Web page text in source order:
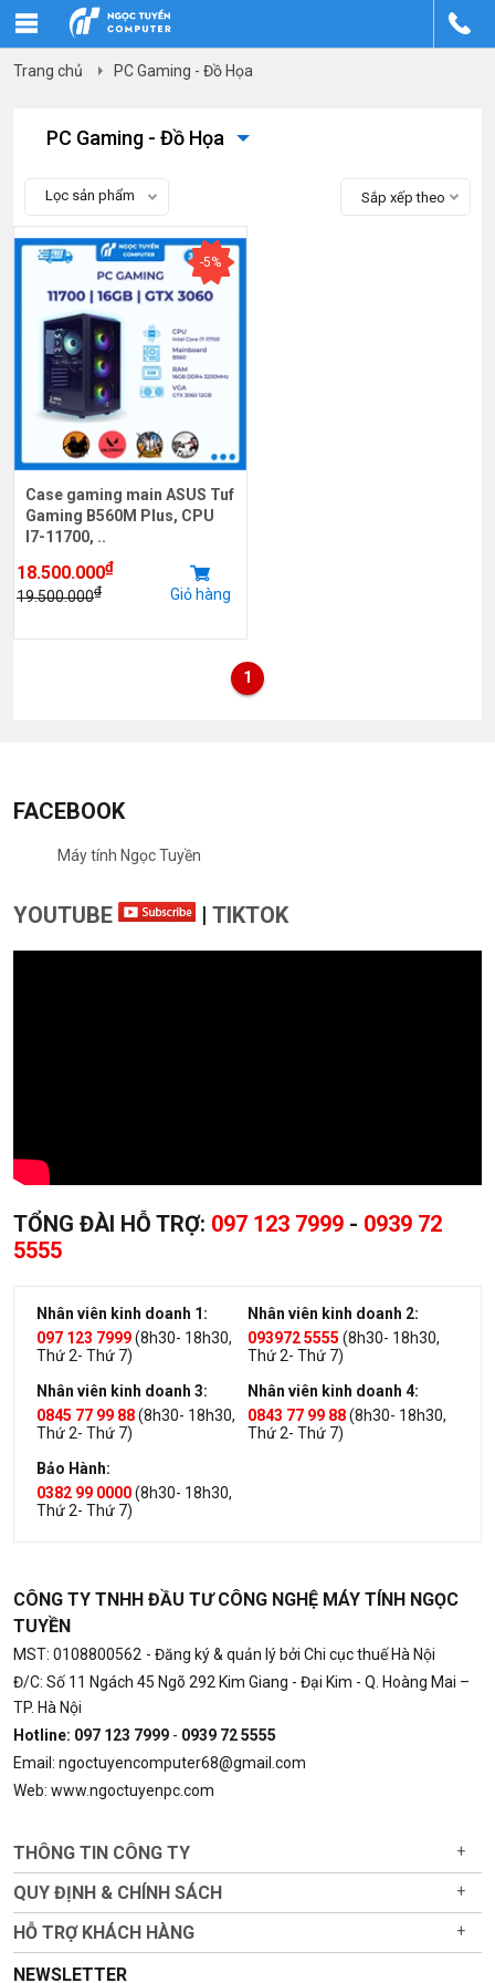
Trang chủ PC Gaming - Đồ Họa
PC Gaming - Đồ Họa
Lọc sản phẩm Sắp xếp theo
-5%
Case gaming main ASUS Tuf
Gaming B560M Plus, CPU
I7-11700, ..
18.500.000₫
19.500.000₫ Giỏ hàng
1
FACEBOOK
Máy tính Ngọc Tuyền
YOUTUBE | TIKTOK
TỔNG ĐÀI HỖ TRỢ: 097 123 7999 - 0939 72
5555
Nhân viên kinh doanh 1:
097 123 7999(8h30- 18h30,
Thứ 2- Thứ 7)
Nhân viên kinh doanh 2:
093972 5555 (8h30- 18h30,
Thứ 2- Thứ 7)
Nhân viên kinh doanh 3:
0845 77 99 88(8h30- 18h30,
Thứ 2- Thứ 7)
Nhân viên kinh doanh 4:
0843 77 99 88(8h30- 18h30,
Thứ 2- Thứ 7)
Bảo Hành:
0382 99 0000(8h30- 18h30,
Thứ 2- Thứ 7)
CÔNG TY TNHH ĐẦU TƯ CÔNG NGHỆ MÁY TÍNH NGỌC
TUYỀN
MST: 0108800562 - Đăng ký & quản lý bởi Chi cục thuế Hà Nội
Đ/C: Số 11 Ngách 45 Ngõ 292 Kim Giang - Đại Kim - Q. Hoàng Mai –
TP. Hà Nội
Hotline: 097 123 7999 - 0939 72 5555
Email: ngoctuyencomputer68@gmail.com
Web: www.ngoctuyenpc.com
THÔNG TIN CÔNG TY +
QUY ĐỊNH & CHÍNH SÁCH +
HỖ TRỢ KHÁCH HÀNG +
NEWSLETTER